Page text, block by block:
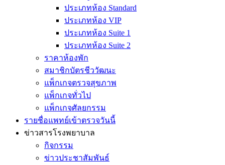
ประเภทห้อง Standard
ประเภทห้อง VIP
ประเภทห้อง Suite 1
ประเภทห้อง Suite 2
ราคาห้องพัก
สมาชิกบัตรชีววัฒนะ
แพ็กเกจตรวจสุขภาพ
แพ็กเกจทั่วไป
แพ็กเกจศัลยกรรม
รายชื่อแพทย์เข้าตรวจวันนี้
ข่าวสารโรงพยาบาล
กิจกรรม
ข่าวประชาสัมพันธ์